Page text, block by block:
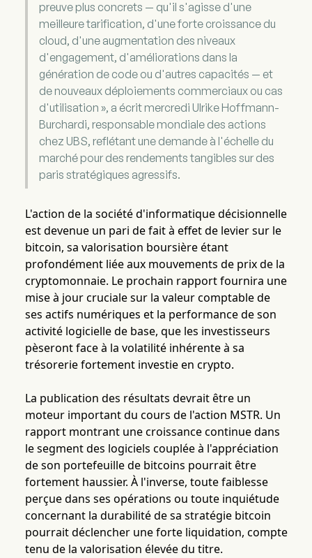
preuve plus concrets — qu'il s'agisse d'une
meilleure tarification, d'une forte croissance du
cloud, d'une augmentation des niveaux
d'engagement, d'améliorations dans la
génération de code ou d'autres capacités — et
de nouveaux déploiements commerciaux ou cas
d'utilisation », a écrit mercredi Ulrike Hoffmann-
Burchardi, responsable mondiale des actions
chez UBS, reflétant une demande à l'échelle du
marché pour des rendements tangibles sur des
paris stratégiques agressifs.
L'action de la société d'informatique décisionnelle
est devenue un pari de fait à effet de levier sur le
bitcoin, sa valorisation boursière étant
profondément liée aux mouvements de prix de la
cryptomonnaie. Le prochain rapport fournira une
mise à jour cruciale sur la valeur comptable de
ses actifs numériques et la performance de son
activité logicielle de base, que les investisseurs
pèseront face à la volatilité inhérente à sa
trésorerie fortement investie en crypto.
La publication des résultats devrait être un
moteur important du cours de l'action MSTR. Un
rapport montrant une croissance continue dans
le segment des logiciels couplée à l'appréciation
de son portefeuille de bitcoins pourrait être
fortement haussier. À l'inverse, toute faiblesse
perçue dans ses opérations ou toute inquiétude
concernant la durabilité de sa stratégie bitcoin
pourrait déclencher une forte liquidation, compte
tenu de la valorisation élevée du titre.